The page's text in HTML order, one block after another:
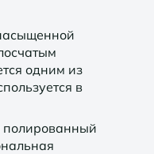
одним из
в
полированный